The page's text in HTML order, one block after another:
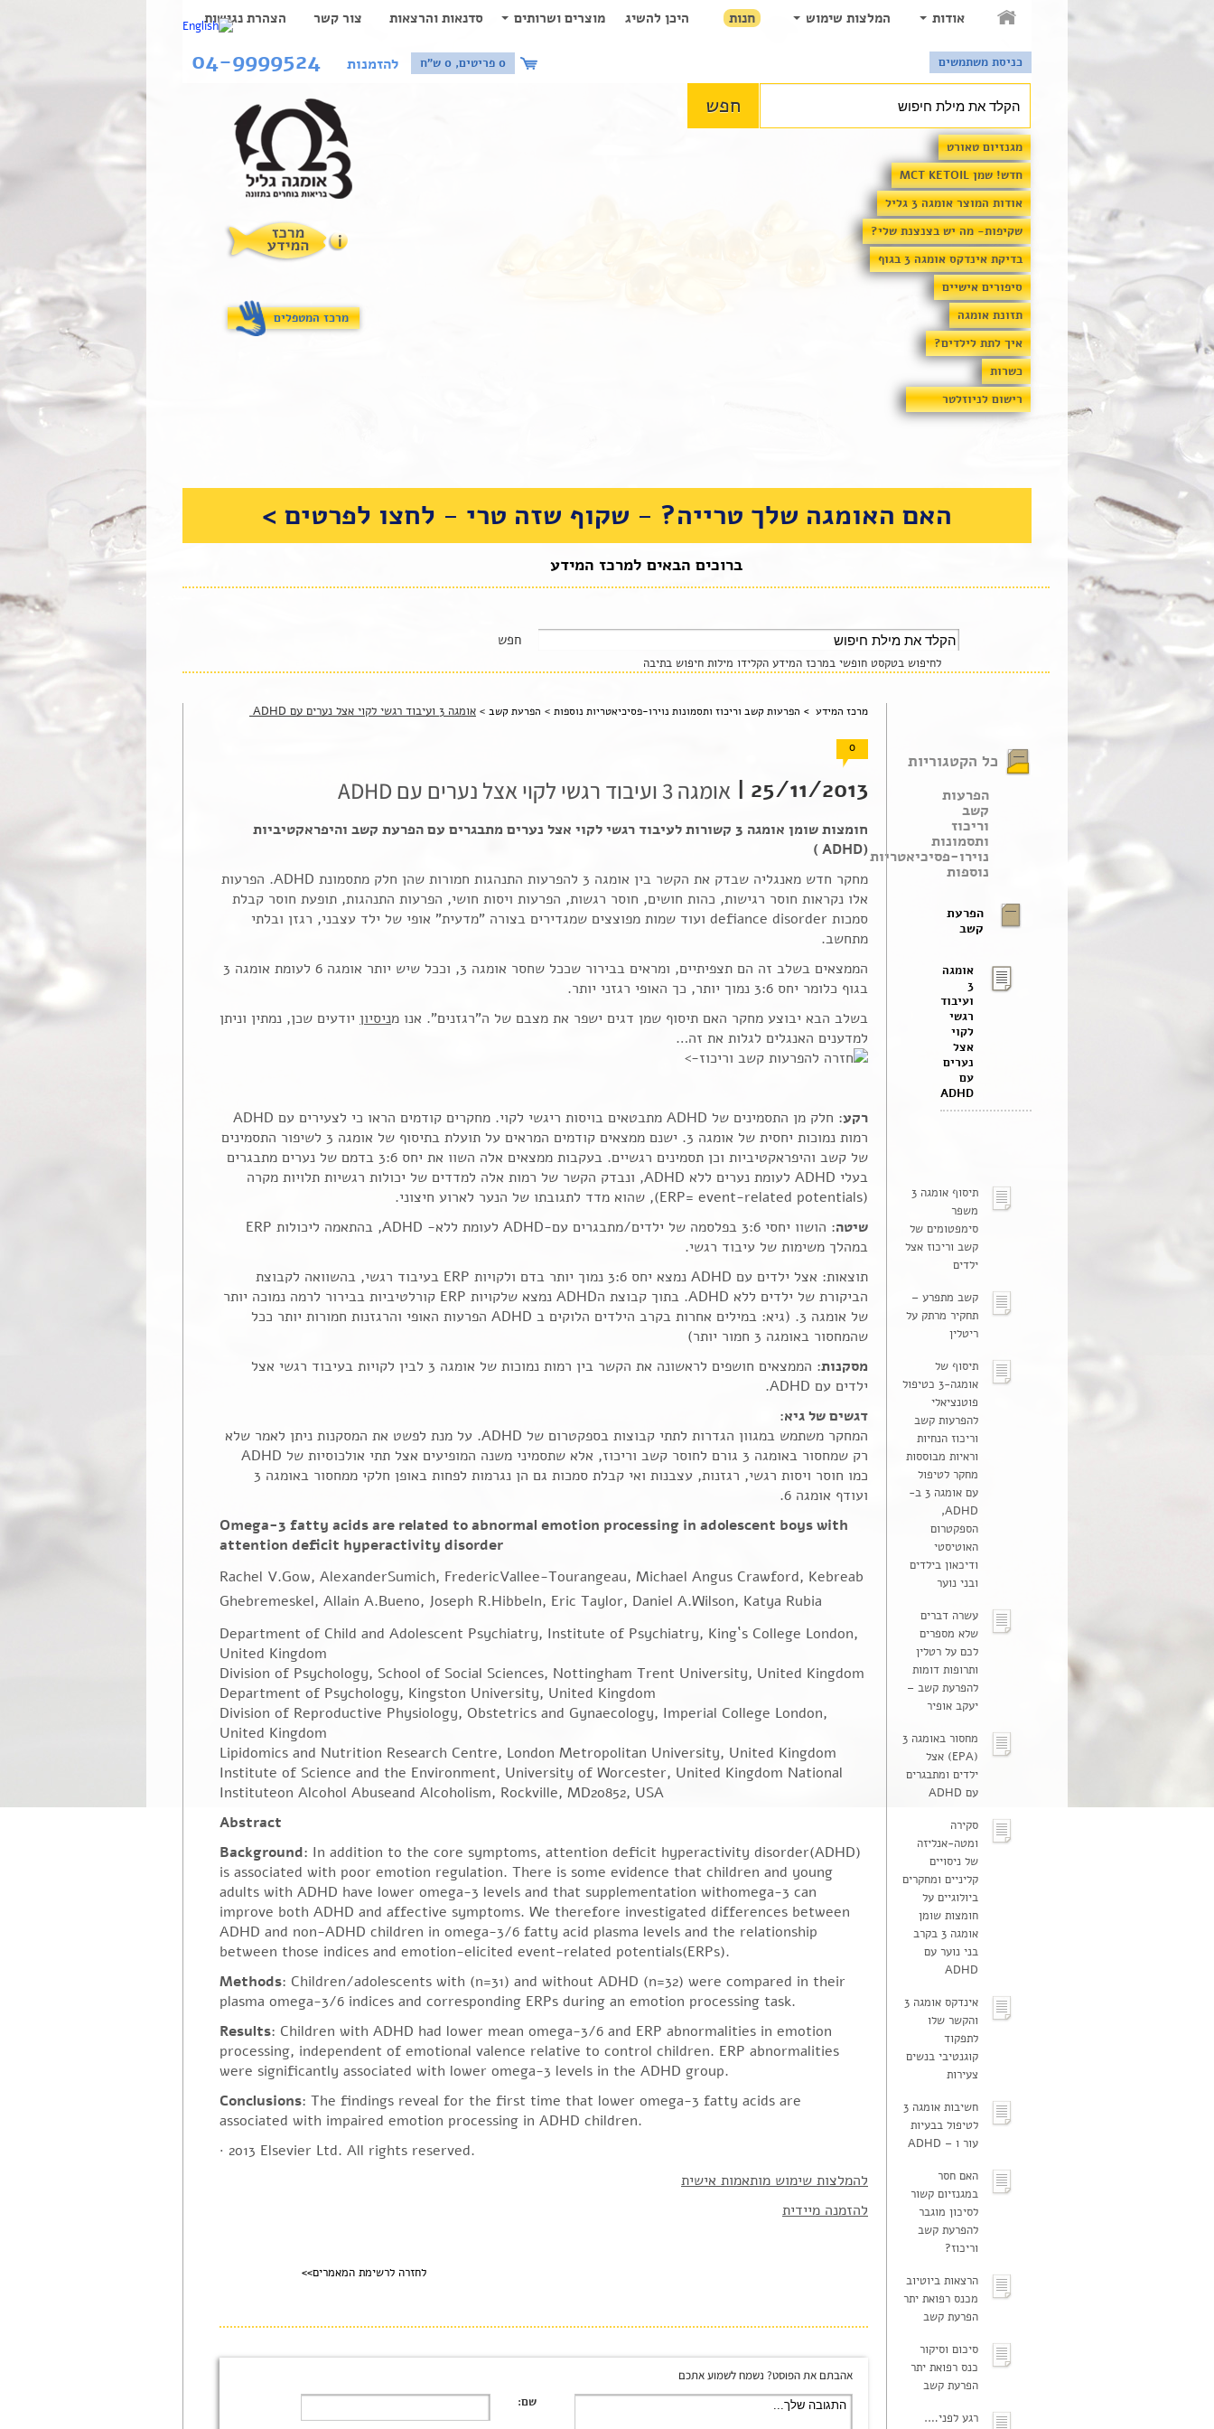
אודות המלצות שימוש חנות היכן להשיג מוצרים ושרותים סדנאות והרצאות צור קשר הצהרת נגישות
כניסת משתמשים 0 פריטים, 0 ש"ח להזמנות 04-9999524
מגנזיום טאורט
חדש! שמן MCT KETOIL
אודות המוצר אומגה 3 גליל
שקיפות- מה יש בצנצנת שלי?
בדיקת אינדקס אומגה 3 בגוף
סיפורים אישיים
תזונת אומגה
איך לתת לילדים?
כשרות
רישום לניוזלטר
מרכז המטפלים
האם האומגה שלך טרייה? - שקוף שזה טרי - לחצו לפרטים >
ברוכים הבאים למרכז המידע
לחיפוש בטקסט חופשי במרכז המידע הקלידו מילות חיפוש בתיבה
כל הקטגוריות
הפרעות
קשב
וריכוז
ותסמונות
נוירו-פסיכיאטריות
נוספות
הפרעת
קשב
אומגה
3
ועיבוד
רגשי
לקוי
אצל
נערים
עם
ADHD
תיסוף אומגה 3
משפר
סימפטומים של
קשב וריכוז אצל
ילדים
קשב מתפרע –
תחקיר מרתק על
ריטלין
תיסוף של
אומגה-3 כטיפול
פוטנציאלי
להפרעות קשב
וריכוז הנחיות
וראיות מבוססות
מחקר לטיפול
עם אומגה 3 ב-
ADHD,
הספקטרום
האוטיסטי
ודיכאון בילדים
ובני נוער
עשרה דברים
שלא מספרים
לכם על רטלין
ותרופות דומות
להפרעת קשב –
יעקב אופיר
מחסור באומגה 3
(EPA) אצל
ילדים ומתבגרים
עם ADHD
סקירה
ומטה-אנליזה
של ניסויים
קליניים ומחקרים
ביולוגיים על
חומצות שומן
אומגה 3 בקרב
בני נוער עם
ADHD
אינדקס אומגה 3
והקשר שלו
לתפקוד
קוגנטיבי בנשים
צעירות
חשיבות אומגה 3
לטיפול בבעיות
עור ו – ADHD
האם חסר
במגנזיום קשור
לסיכון מוגבר
להפרעת קשב
וריכוז?
הרצאות ביוטיוב
מכנס רפואת יתר
הפרעת קשב
סיכום וסיקור
כנס רפואת יתר
הפרעת קשב
רגע לפני….
מרכז המידע > הפרעות קשב וריכוז ותסמונות נוירו-פסיכיאטריות נוספות > הפרעת קשב > אומגה 3 ועיבוד רגשי לקוי אצל נערים עם ADHD
0
25/11/2013 | אומגה 3 ועיבוד רגשי לקוי אצל נערים עם ADHD
חומצות שומן אומגה 3 קשורות לעיבוד רגשי לקוי אצל נערים מתבגרים עם הפרעת קשב והיפראקטיביות
(ADHD )
מחקר חדש מאנגליה שבדק את הקשר בין אומגה 3 להפרעות התנהגות חמורות שהן חלק מתסמונת ADHD. הפרעות
אלו נקראות חוסר רגישות, כהות חושים, חוסר רגשות, הפרעות ויסות חושי, הפרעות התנהגות, תופעת חוסר קבלת
סמכות defiance disorder ועוד שמות מפוצצים שמגדירים בצורה "מדעית" אופי של ילד עצבני, רגזן ובלתי
מתחשב.
הממצאים בשלב זה הם תצפיתיים, ומראים בבירור שככל שחסר אומגה 3, וככל שיש יותר אומגה 6 לעומת אומגה 3
בגוף כלומר יחס 3:6 נמוך יותר, כך האופי רגזני יותר.
בשלב הבא יבוצע מחקר האם תיסוף שמן דגים ישפר את מצבם של ה"רגזנים". אנו מניסיון יודעים שכן, נמתין וניתן
למדענים האנגלים לגלות את זה…
רקע
: חלק מן התסמינים של ADHD מתבטאים בויסות ריגשי לקוי. מחקרים קודמים הראו כי לצעירים עם ADHD
רמות נמוכות יחסית של אומגה 3. ישנם ממצאים קודמים המראים על תועלת בתיסוף של אומגה 3 לשיפור התסמינים
של קשב והיפראקטיביות וכן תסמינים רגשיים. בעקבות ממצאים אלה השוו את יחס 3:6 בדמם של נערים מתבגרים
בעלי ADHD לעומת נערים ללא ADHD, ונבדק הקשר של רמות אלה למדדים של יכולות רגשיות תלויות מקרה
(ERP= event-related potentials), שהוא מדד לתגובתו של הנער לארוע חיצוני.
שיטה
: הושוו יחסי 3:6 בפלסמה של ילדים/מתבגרים עם-ADHD לעומת ללא- ADHD, בהתאמה ליכולות ERP
במהלך משימות של עיבוד רגשי.
תוצאות: אצל ילדים עם ADHD נמצא יחס 3:6 נמוך יותר בדם ולקויות ERP בעיבוד רגשי, בהשוואה לקבוצת
הביקורת של ילדים ללא ADHD. בתוך קבוצת הADHD נמצא שלקויות ERP קורלטיביות בבירור לרמה נמוכה יותר
של אומגה 3. (גיא: במילים אחרות בקרב הילדים הלוקים ב ADHD הפרעות האופי והרגזנות חמורות יותר ככל
שהמחסור באומגה 3 חמור יותר)
מסקנות
: הממצאים חושפים לראשונה את הקשר בין רמות נמוכות של אומגה 3 לבין לקויות בעיבוד רגשי אצל
ילדים עם ADHD.
דגשים של גיא:
המחקר משתמש במגוון הגדרות לתתי קבוצות בספקטרום של ADHD. על מנת לפשט את המסקנות ניתן לאמר שלא
רק שמחסור באומגה 3 גורם לחוסר קשב וריכוז, אלא שתסמיני משנה המופיעים אצל תתי אולכוסיות של ADHD
כמו חוסר ויסות רגשי, רגזנות, עצבנות ואי קבלת סמכות גם הן נגרמות לפחות באופן חלקי ממחסור באומגה 3
ועודף אומגה 6.
Omega-3 fatty acids are related to abnormal emotion processing in adolescent boys with
attention deficit hyperactivity disorder
Rachel V.Gow, AlexanderSumich, FredericVallee-Tourangeau, Michael Angus Crawford, Kebreab
Ghebremeskel, Allain A.Bueno, Joseph R.Hibbeln, Eric Taylor, Daniel A.Wilson, Katya Rubia
Department of Child and Adolescent Psychiatry, Institute of Psychiatry, King`s College London,
United Kingdom
Division of Psychology, School of Social Sciences, Nottingham Trent University, United Kingdom
Department of Psychology, Kingston University, United Kingdom
Division of Reproductive Physiology, Obstetrics and Gynaecology, Imperial College London,
United Kingdom
Lipidomics and Nutrition Research Centre, London Metropolitan University, United Kingdom
Institute of Science and the Environment, University of Worcester, United Kingdom National
Instituteon Alcohol Abuseand Alcoholism, Rockville, MD20852, USA
Abstract
Background: In addition to the core symptoms, attention deficit hyperactivity disorder(ADHD)
is associated with poor emotion regulation. There is some evidence that children and young
adults with ADHD have lower omega-3 levels and that supplementation withomega-3 can
improve both ADHD and affective symptoms. We therefore investigated differences between
ADHD and non-ADHD children in omega-3/6 fatty acid plasma levels and the relationship
between those indices and emotion-elicited event-related potentials(ERPs).
Methods: Children/adolescents with (n=31) and without ADHD (n=32) were compared in their
plasma omega-3/6 indices and corresponding ERPs during an emotion processing task.
Results: Children with ADHD had lower mean omega-3/6 and ERP abnormalities in emotion
processing, independent of emotional valence relative to control children. ERP abnormalities
were significantly associated with lower omega-3 levels in the ADHD group.
Conclusions: The findings reveal for the first time that lower omega-3 fatty acids are
associated with impaired emotion processing in ADHD children.
· 2013 Elsevier Ltd. All rights reserved.
להמלצות שימוש מותאמות אישית
להזמנה מיידית
לחזרה לרשימת המאמרים>>
אהבתם את הפוסט? נשמח לשמוע אתכם
שם: